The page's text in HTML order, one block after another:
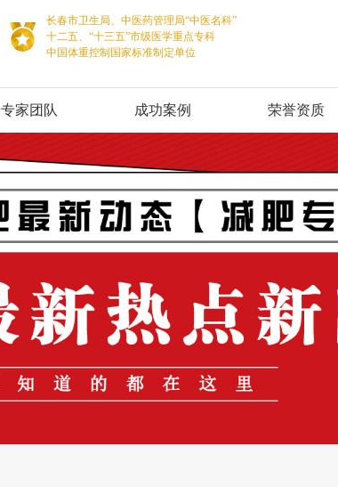
长春市卫生局、中医药管理局“中医名科”
十二五、“十三五”市级医学重点专科
中国体重控制国家标准制定单位
专家团队 成功案例 荣誉资质